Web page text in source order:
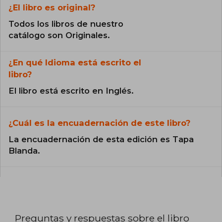
¿El libro es original?
Todos los libros de nuestro
catálogo son Originales.
¿En qué Idioma está escrito el
libro?
El libro está escrito en Inglés.
¿Cuál es la encuadernación de este libro?
La encuadernación de esta edición es Tapa
Blanda.
Preguntas y respuestas sobre el libro